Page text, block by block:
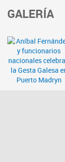
GALERÍA